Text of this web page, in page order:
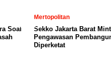
Soal
Mertopolitan
Sekko Jakarta Barat
Pengawasan
Diperketat